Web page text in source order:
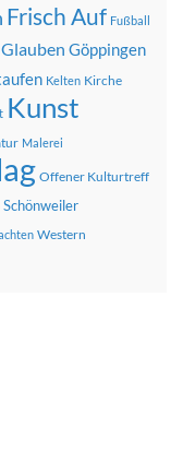
Frisch Auf Fußball
Glauben Göppingen
Kelten Kirche
Kunst
Malerei
Offener Kulturtreff
Schönweiler
Western